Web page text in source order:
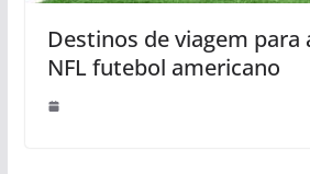
Destinos de viagem para
NFL futebol americano